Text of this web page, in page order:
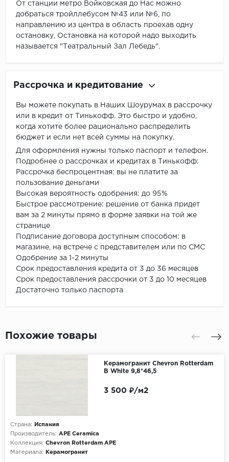
От станции метро Войковская до Нас можно
добраться тройллебусом №43 или №6, по
направлению из центра в область проехав одну
остановку, Остановка на которой надо выходить
называется "Театральный Зал Лебедь".
Рассрочка и кредитование
Вы можете покупать в Наших Шоурумах в рассрочку
или в кредит от Тинькофф. Это быстро и удобно,
когда хотите более рационально распределить
бюджет и если нет всей суммы на покупку.
Для оформления нужны только паспорт и телефон.
Подробнее о рассрочках и кредитах в Тинькофф:
Рассрочка беспроцентная: вы не платите за
пользование деньгами
Высокая вероятность одобрения: до 95%
Быстрое рассмотрение: решение от банка придет
вам за 2 минуты прямо в форме заявки на той же
странице
Подписание договора доступным способом: в
магазине, на встрече с представителем или по СМС
Одобрение за 1-2 минуты
Срок предоставления кредита от 3 до 36 месяцев
Срок предоставления рассрочки от 3 до 10 месяцев
Достаточно только паспорта
Похожие товары
Керамогранит Chevron Rotterdam
B White 9,8*46,5
Страна:
Испания
Производитель: APE Ceramica
Коллекция: Chevron Rotterdam APE
Материала:
Керамогранит
3 500 ₽/м2